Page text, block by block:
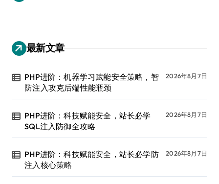
最新文章
PHP进阶：机器学习赋能安全策略，智
防注入攻克后端性能瓶颈
2026年8月7日
PHP进阶：科技赋能安全，站长必学
SQL注入防御全攻略
2026年8月7日
PHP进阶：科技赋能安全，站长必学防
注入核心策略
2026年8月7日